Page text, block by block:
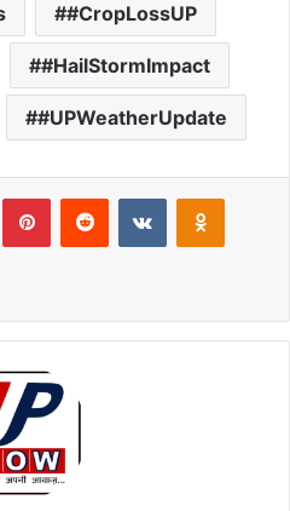
#CropLossUP
#HailStormImpact
#UPWeatherUpdate
PinterestReddit VKontakte